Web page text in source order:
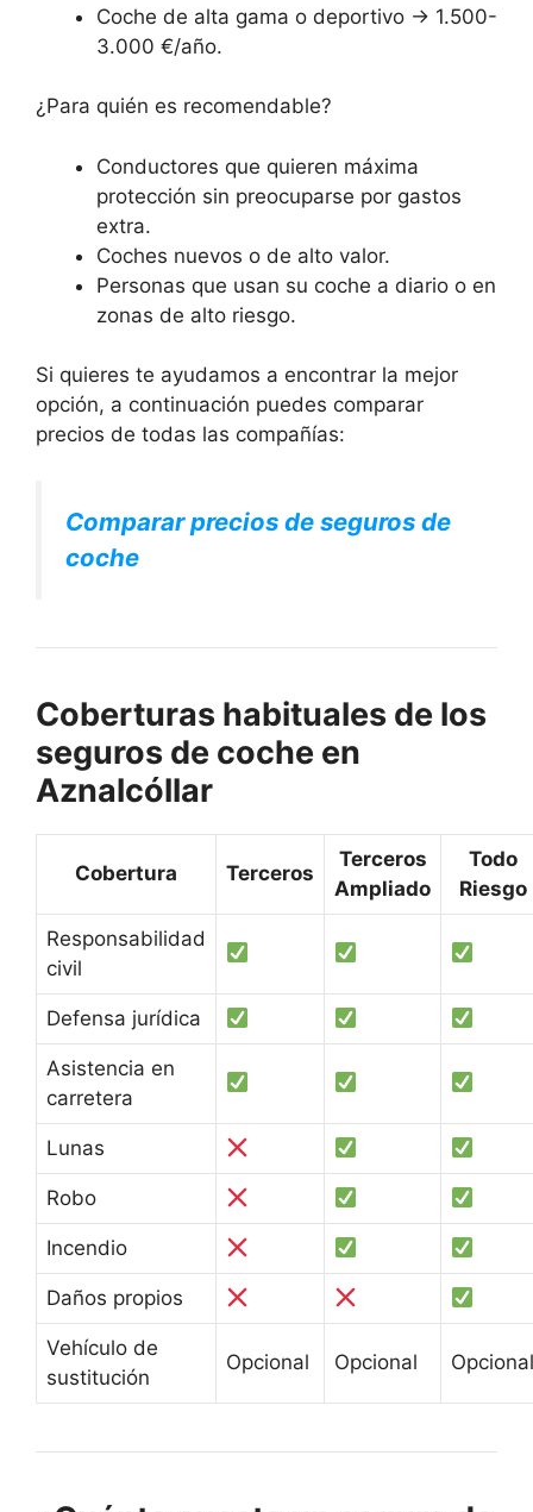
Coche de alta gama o deportivo → 1.500-
3.000 €/año.
¿Para quién es recomendable?
Conductores que quieren máxima
protección sin preocuparse por gastos
extra.
Coches nuevos o de alto valor.
Personas que usan su coche a diario o en
zonas de alto riesgo.
Si quieres te ayudamos a encontrar la mejor
opción, a continuación puedes comparar
precios de todas las compañías:
Comparar precios de seguros de
coche
Coberturas habituales de los
seguros de coche en
Aznalcóllar
Cobertura Terceros
Terceros
Ampliado
Todo
Riesgo
Responsabilidad
civil
Defensa jurídica
Asistencia en
carretera
Lunas
Robo
Incendio
Daños propios
Vehículo de
sustitución
Opcional Opcional Opcional